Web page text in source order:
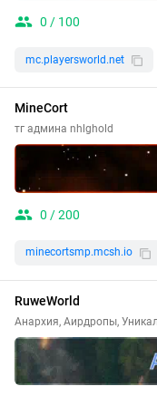
0 / 100
mc.playersworld.net
MineCort
тг админа nhlghold
0 / 200
minecortsmp.mcsh.io
RuweWorld
Анархия, Аирдропы,